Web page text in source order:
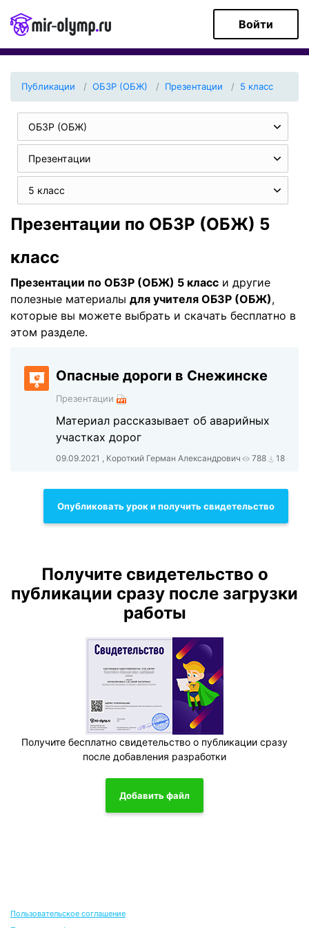
Войти
Публикации ОБЗР (ОБЖ) Презентации 5 класс
ОБЗР (ОБЖ)
Презентации
5 класс
Презентации по ОБЗР (ОБЖ) 5
класс
Презентации по ОБЗР (ОБЖ) 5 класс и другие
полезные материалы для учителя ОБЗР (ОБЖ),
которые вы можете выбрать и скачать бесплатно в
этом разделе.
Опасные дороги в Снежинске
Презентации
Материал рассказывает об аварийных
участках дорог
09.09.2021 , Короткий Герман Александрович 788 18
Опубликовать урок и получить свидетельство
Получите свидетельство о
публикации сразу после загрузки
работы
Получите бесплатно свидетельство о публикации сразу
после добавления разработки
Добавить файл
Пользовательское соглашение